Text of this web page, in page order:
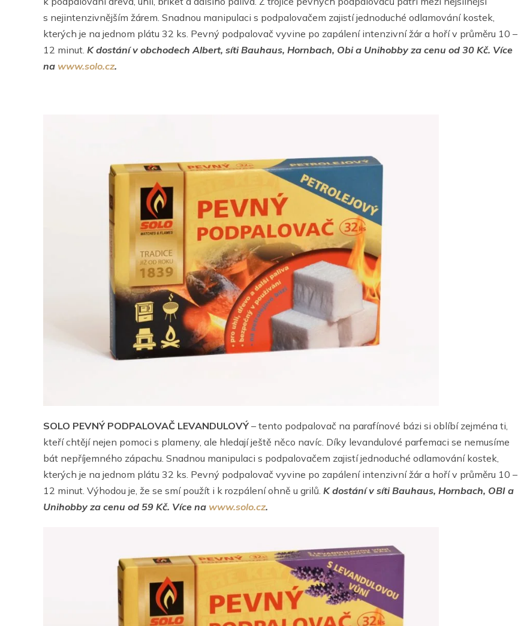
s nejintenzivnějším žárem. Snadnou manipulaci s podpalovačem zajistí jednoduché odlamování kostek,
kterých je na jednom plátu 32 ks. Pevný podpalovač vyvine po zapálení intenzivní žár a hoří v průměru 10 –
12 minut. K dostání v obchodech Albert, síti Bauhaus, Hornbach, Obi a Unihobby za cenu od 30 Kč. Více
na www.solo.cz.
SOLO PEVNÝ PODPALOVAČ LEVANDULOVÝ– tento podpalovač na parafínové bázi si oblíbí zejména ti,
kteří chtějí nejen pomoci s plameny, ale hledají ještě něco navíc. Díky levandulové parfemaci se nemusíme
bát nepříjemného zápachu. Snadnou manipulaci s podpalovačem zajistí jednoduché odlamování kostek,
kterých je na jednom plátu 32 ks. Pevný podpalovač vyvine po zapálení intenzivní žár a hoří v průměru 10 –
12 minut. Výhodou je, že se smí použít i k rozpálení ohně u grilů. K dostání v síti Bauhaus, Hornbach, OBI a
Unihobby za cenu od 59 Kč. Více na www.solo.cz.